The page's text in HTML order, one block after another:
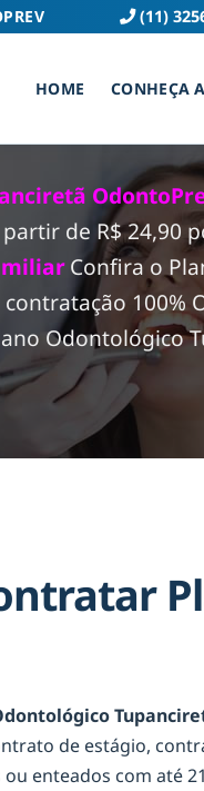
(11)
HOME CONHEÇA
de R$ 24,90
Confira o
100%
Odontológico
de estágio,
enteados com até